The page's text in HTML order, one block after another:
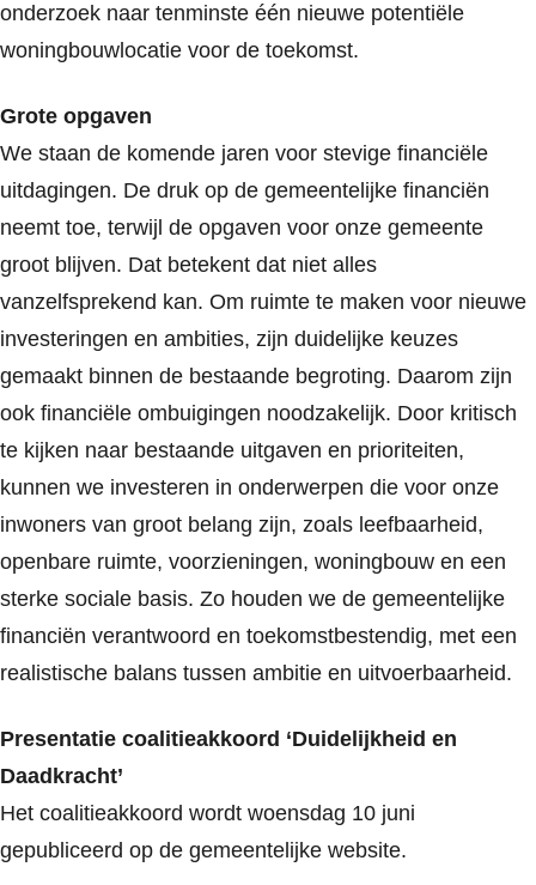
onderzoek naar tenminste één nieuwe potentiële
woningbouwlocatie voor de toekomst.
Grote opgaven
We staan de komende jaren voor stevige financiële
uitdagingen. De druk op de gemeentelijke financiën
neemt toe, terwijl de opgaven voor onze gemeente
groot blijven. Dat betekent dat niet alles
vanzelfsprekend kan. Om ruimte te maken voor nieuwe
investeringen en ambities, zijn duidelijke keuzes
gemaakt binnen de bestaande begroting. Daarom zijn
ook financiële ombuigingen noodzakelijk. Door kritisch
te kijken naar bestaande uitgaven en prioriteiten,
kunnen we investeren in onderwerpen die voor onze
inwoners van groot belang zijn, zoals leefbaarheid,
openbare ruimte, voorzieningen, woningbouw en een
sterke sociale basis. Zo houden we de gemeentelijke
financiën verantwoord en toekomstbestendig, met een
realistische balans tussen ambitie en uitvoerbaarheid.
Presentatie coalitieakkoord ‘Duidelijkheid en
Daadkracht’
Het coalitieakkoord wordt woensdag 10 juni
gepubliceerd op de gemeentelijke website.